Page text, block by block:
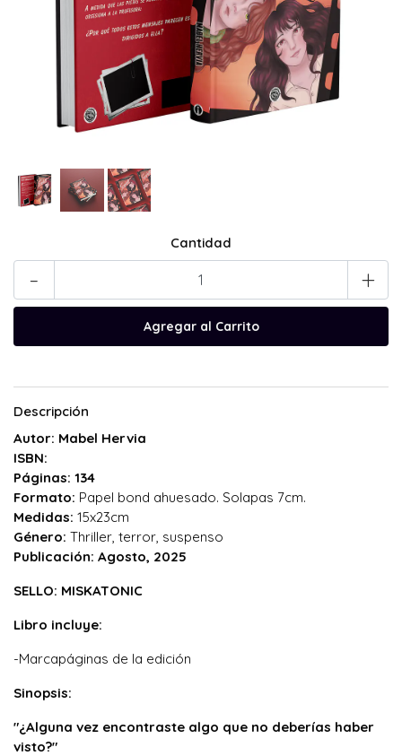
Cantidad
- +
Descripción
Autor: Mabel Hervia
ISBN:
Páginas: 134
Formato: Papel bond ahuesado. Solapas 7cm.
Medidas: 15x23cm
Género: Thriller, terror, suspenso
Publicación: Agosto, 2025
SELLO: MISKATONIC
Libro incluye:
-Marcapáginas de la edición
Sinopsis:
"¿Alguna vez encontraste algo que no deberías haber
visto?"